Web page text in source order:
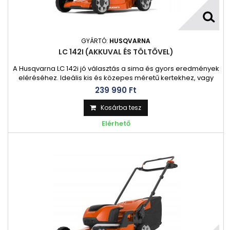
GYÁRTÓ: HUSQVARNA
LC 142I (AKKUVAL ÉS TÖLTŐVEL)
A Husqvarna LC 142i jó választás a sima és gyors eredmények
eléréséhez. Ideális kis és közepes méretű kertekhez, vagy
kisebb, összetett területek nyírásához. Tartalmazza a SavE™
módot a nagyszerű vágás érdekében, kevesebb
energiával. Akkumulátoros fűnyíró szuperkönnyű indítással!
Kompakt és könnyű akkumulátoros fűnyíró, amely nagyon
könnyen használható.
239 990 Ft‎
Kosárba tesz
Elérhető